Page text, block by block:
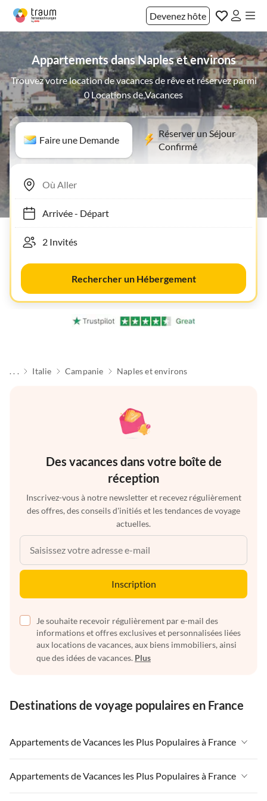
Devenez hôte
Appartements dans Naples et environs
Trouvez votre location de vacances de rêve et réservez parmi
0 Locations de Vacances
Faire une Demande
Réserver un Séjour
Confirmé
Arrivée- Départ
Rechercher un Hébergement
. . . Italie Campanie Naples et environs
Des vacances dans votre boîte de
réception
Inscrivez-vous à notre newsletter et recevez régulièrement
des offres, des conseils d'initiés et les tendances de voyage
actuelles.
Inscription
Je souhaite recevoir régulièrement par e-mail des
informations et offres exclusives et personnalisées liées
aux locations de vacances, aux biens immobiliers, ainsi
que des idées de vacances. Plus
Destinations de voyage populaires en France
Appartements de Vacances les Plus Populaires à France
Appartements de Vacances à France
Appartements de Vacances à Paris-Ile de France
Appartements de Vacances les Plus Populaires à France